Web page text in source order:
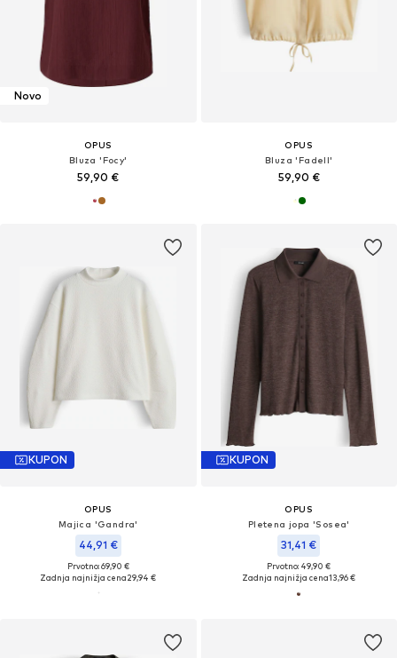
Novo
OPUS
Bluza 'Focy'
59,90 €
OPUS
Bluza 'Fadell'
59,90 €
KUPON
OPUS
Majica 'Gandra'
44,91 €
Prvotno: 69,90 €
Zadnja najnižja cena29,94 €
KUPON
OPUS
Pletena jopa 'Sosea'
31,41 €
Prvotno: 49,90 €
Zadnja najnižja cena13,96 €